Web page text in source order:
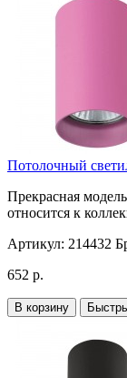
Потолочный
Прекрасная
относится к
Артикул: 214432
652 р.
В корзину